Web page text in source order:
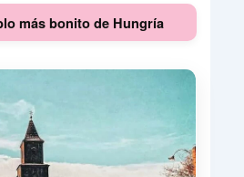
más bonito de Hungría